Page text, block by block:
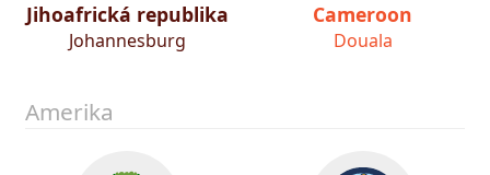
Jihoafrická republika
Johannesburg
Cameroon
Douala
Amerika